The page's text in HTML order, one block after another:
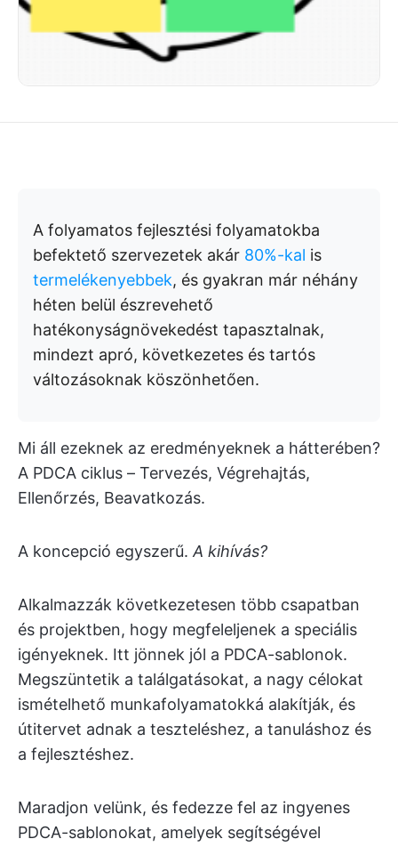
A folyamatos fejlesztési folyamatokba
befektető szervezetek akár 80%-kal is
termelékenyebbek, és gyakran már néhány
héten belül észrevehető
hatékonyságnövekedést tapasztalnak,
mindezt apró, következetes és tartós
változásoknak köszönhetően.
Mi áll ezeknek az eredményeknek a hátterében?
A PDCA ciklus – Tervezés, Végrehajtás,
Ellenőrzés, Beavatkozás.
A koncepció egyszerű. A kihívás?
Alkalmazzák következetesen több csapatban
és projektben, hogy megfeleljenek a speciális
igényeknek. Itt jönnek jól a PDCA-sablonok.
Megszüntetik a találgatásokat, a nagy célokat
ismételhető munkafolyamatokká alakítják, és
útitervet adnak a teszteléshez, a tanuláshoz és
a fejlesztéshez.
Maradjon velünk, és fedezze fel az ingyenes
PDCA-sablonokat, amelyek segítségével